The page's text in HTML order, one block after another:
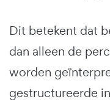
Dit betekent dat
dan alleen de
worden
gestructureerde